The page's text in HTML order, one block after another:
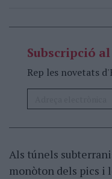
Subscripció
Rep les novetats
Als túnels
monòton dels pics i